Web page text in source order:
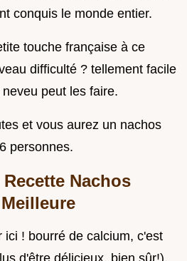
conquis le monde entier.
touche française à ce
difficulté ? tellement facile
peut les faire.
et vous aurez un nachos
personnes.
Nachos
ici ! bourré de calcium, c'est